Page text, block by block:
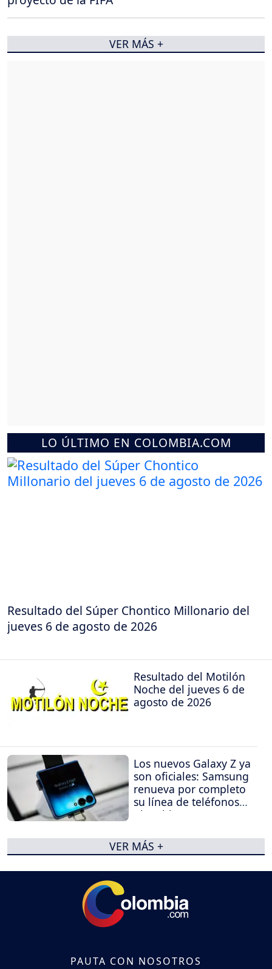
LO ÚLTIMO EN COLOMBIA.COM
Resultado del Súper Chontico Millonario del
jueves 6 de agosto de 2026
Resultado del Motilón
Noche del jueves 6 de
agosto de 2026
Los nuevos Galaxy Z ya
son oficiales: Samsung
renueva por completo
su línea de teléfonos
plegables
VER MÁS +
VER MÁS +
PAUTA CON NOSOTROS